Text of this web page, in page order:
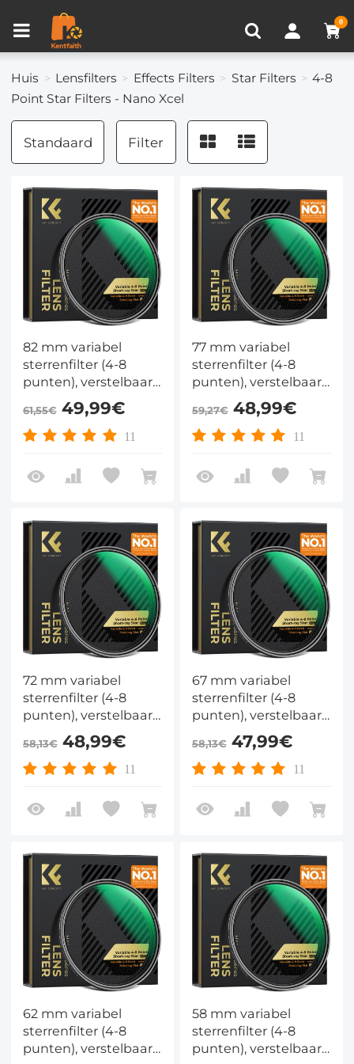
0
Huis Lensfilters Effects Filters Star Filters
4-8
Point Star Filters - Nano Xcel
Standaard Filter
82 mm variabel
sterrenfilter (4-8
punten), verstelbaar
kruisvormig
sterrenfilter met 28
meerlaags gecoate
nachtfotografie,
sieradenfotografie en
waterreflecties -
Nano-Xcel-serie
61,55€49,99€
11
77 mm variabel
sterrenfilter (4-8
punten), verstelbaar
kruisvormig
sterrenfilter met 28
meerlaags gecoate
nachtfotografie,
sieradenfotografie en
waterreflecties -
Nano-Xcel-serie
59,27€48,99€
11
72 mm variabel
sterrenfilter (4-8
punten), verstelbaar
kruisvormig
sterrenfilter met 28
meerlaags gecoate
nachtfotografie,
sieradenfotografie en
waterreflecties -
Nano-Xcel-serie
58,13€48,99€
11
67 mm variabel
sterrenfilter (4-8
punten), verstelbaar
kruisvormig
sterrenfilter met 28
meerlaags gecoate
nachtfotografie,
sieradenfotografie en
waterreflecties -
Nano-Xcel-serie
58,13€47,99€
11
62 mm variabel
sterrenfilter (4-8
punten), verstelbaar
58 mm variabel
sterrenfilter (4-8
punten), verstelbaar